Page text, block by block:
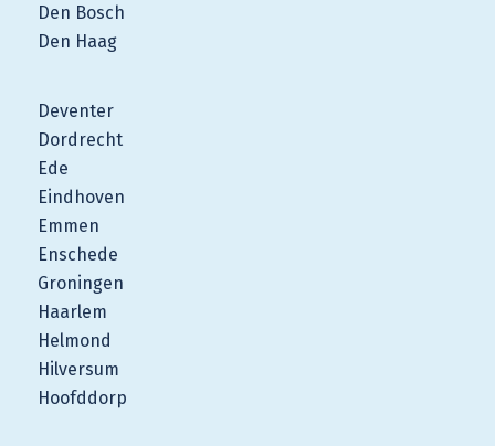
Den Bosch
Den Haag
Deventer
Dordrecht
Ede
Eindhoven
Emmen
Enschede
Groningen
Haarlem
Helmond
Hilversum
Hoofddorp